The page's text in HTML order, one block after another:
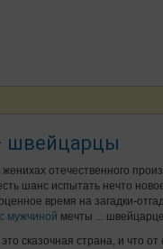
швейцарцы
отечественного
шанс испытать нечто
время на загадки-
мужчиной мечты ...
сказочная страна, и что